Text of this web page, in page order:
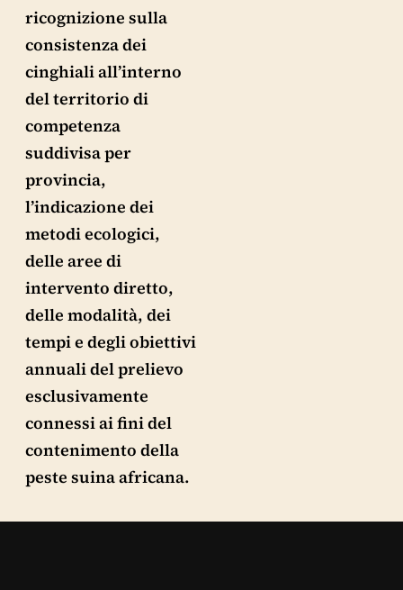
ricognizione sulla
consistenza dei
cinghiali all’interno
del territorio di
competenza
suddivisa per
provincia,
l’indicazione dei
metodi ecologici,
delle aree di
intervento diretto,
delle modalità, dei
tempi e degli obiettivi
annuali del prelievo
esclusivamente
connessi ai fini del
contenimento della
peste suina africana.